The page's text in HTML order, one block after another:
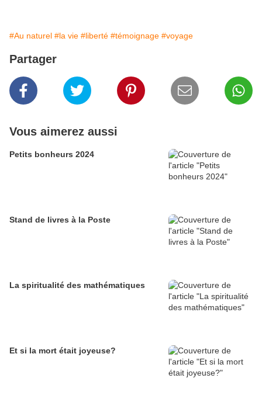
#Au naturel #la vie #liberté #témoignage #voyage
Partager
Vous aimerez aussi
Petits bonheurs 2024
Stand de livres à la Poste
La spiritualité des mathématiques
Et si la mort était joyeuse?